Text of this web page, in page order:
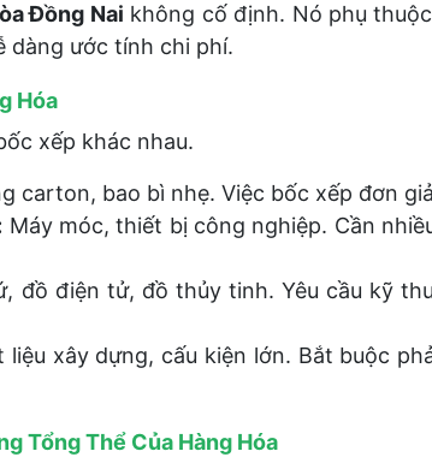
Đồng Nai không cố định. Nó phụ
dàng ước tính chi phí.
Hóa
xếp khác nhau.
carton, bao bì nhẹ. Việc bốc xếp đơn
Máy móc, thiết bị công nghiệp. Cần
đồ điện tử, đồ thủy tinh. Yêu cầu kỹ
liệu xây dựng, cấu kiện lớn. Bắt buộc
Tổng Thể Của Hàng Hóa